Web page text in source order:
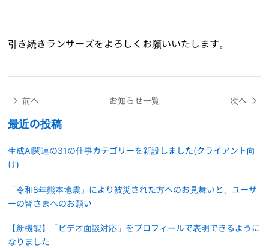
引き続きランサーズをよろしくお願いいたします。
前へ お知らせ一覧 次へ
最近の投稿
生成AI関連の31の仕事カテゴリーを新設しました(クライアント向
け)
「令和8年熊本地震」により被災された方へのお見舞いと、ユーザ
ーの皆さまへのお願い
【新機能】「ビデオ面談対応」をプロフィールで表明できるように
なりました